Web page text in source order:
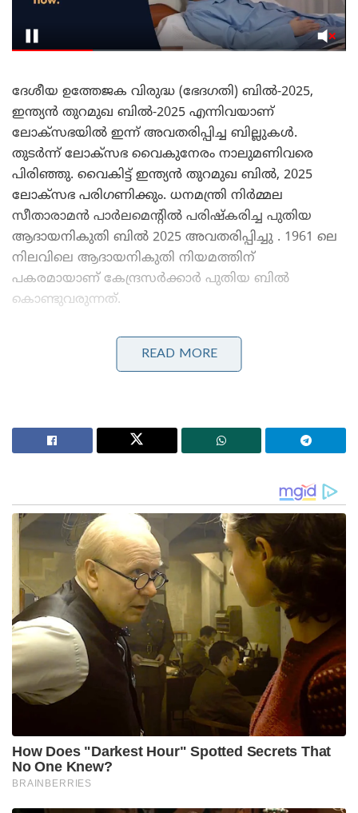
ദേശീയ ഉത്തേജക വിരുദ്ധ (ഭേദഗതി) ബിൽ-2025,
ഇന്ത്യൻ തുറമുഖ ബിൽ-2025 എന്നിവയാണ്
ലോക്സഭയിൽ ഇന്ന് അവതരിപ്പിച്ച ബില്ലുകൾ.
തുടർന്ന് ലോക്സഭ വൈകുനേരം നാലുമണിവരെ
പിരിഞ്ഞു. വൈകിട്ട് ഇന്ത്യൻ തുറമുഖ ബിൽ, 2025
ലോക്‌സഭ പരിഗണിക്കും. ധനമന്ത്രി നിർമ്മല
സീതാരാമൻ പാർലമെന്റിൽ പരിഷ്കരിച്ച പുതിയ
ആദായനികുതി ബിൽ 2025 അവതരിപ്പിച്ചു . 1961 ലെ
നിലവിലെ ആദായനികുതി നിയമത്തിന്
പകരമായാണ് കേന്ദ്രസർക്കാർ പുതിയ ബിൽ
കൊണ്ടുവരുന്നത്.
Stories you may like
‘ഹമാസ് മോഡലിൽ കശ്മീരിൽ ഭീകരാക്രമണത്തിന്
പാക് ഐ.എസ്.ഐ നീക്കം!’: തുർക്കി പിസ്റ്റളുകളും
പാർലമെന്ററി സെലക്ട് കമ്മിറ്റിയിൽ നിന്നുള്ള
ശുപാർശകൾ പുതിയ പതിപ്പിൽ ഉൾപ്പെടുത്തിയാണ്
പുതുക്കിയ ആദായനികുതി ധനമന്ത്രി സഭയിൽ
അവതരിപ്പിച്ചത്. കഴിഞ്ഞ 60 വർഷമായി പിന്തുടരുന്ന
രീതിക്ക് പകരം ഇന്ത്യയുടെ നികുതി സമ്പ്രദായം
അപ്‌ഡേറ്റ് ചെയ്യുന്നതിനും ലളിതമാക്കുന്നതിനുമായി
രൂപകൽപ്പന ചെയ്‌തതാണ് 2025 ലെ ആദായനികുതി
ബിൽ.
Tags: nirmala sitaraman
indian parliament
READ MORE